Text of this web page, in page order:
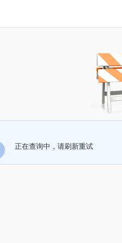
正在查询中，请刷新重试